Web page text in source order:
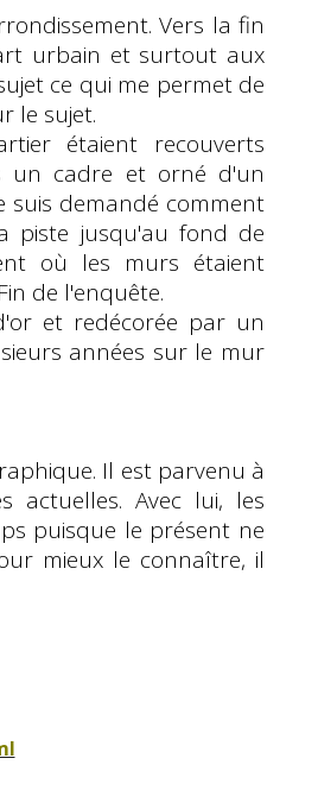
Vers la fin
urbain et surtout aux
ce qui me permet de
le sujet.
étaient recouverts
un cadre et orné d'un
suis demandé comment
piste jusqu'au fond de
où les murs étaient
de l'enquête.
et redécorée par un
années sur le mur
Il est parvenu à
actuelles. Avec lui, les
puisque le présent ne
mieux le connaître, il